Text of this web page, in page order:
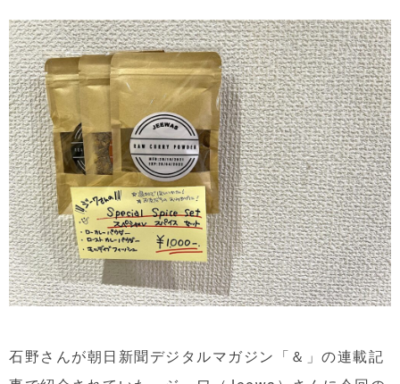
石野さんが朝日新聞デジタルマガジン「＆」の連載記